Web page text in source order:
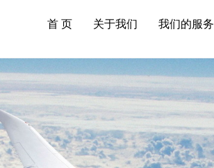
首 页 关于我们 我们的服务